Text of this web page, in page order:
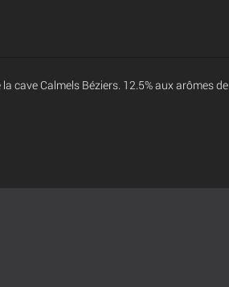
cave Calmels Béziers. 12.5% aux arômes